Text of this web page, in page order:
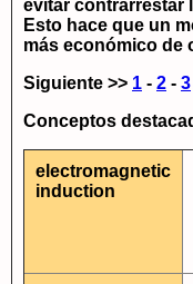
evitar contrarrestar
Esto hace que un
más económico de
Siguiente >> 1 - 2 - 3
Conceptos
electromagnetic
induction